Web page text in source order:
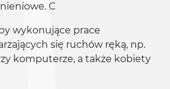
C
wykonujące prace
się ruchów ręką, np.
komputerze, a także kobiety